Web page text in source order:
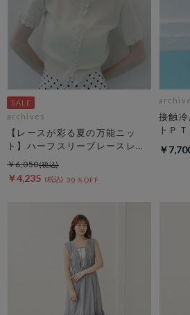
archives
【レースが彩る夏の万能ニッ
ト】ハーフスリーブレースレイ
ヤードニットカーディガン
￥4,235 30％OFF
￥6,050
接触
トＰＴ
￥